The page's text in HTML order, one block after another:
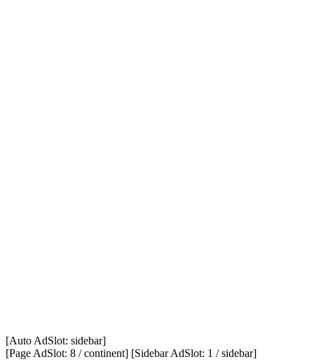
[Auto AdSlot: sidebar]
[Page AdSlot: 8 / continent] [Sidebar AdSlot: 1 / sidebar]